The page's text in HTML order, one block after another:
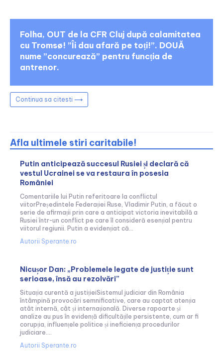
Folha, OUT de la CFR Cluj după calamitatea
cu Tromsø! ”Îi dau afară pe toți!”. DOUĂ
nume ”concurează” pentru funcția de
antrenor.
Continua sa citesti ⟶
Afla ultimele stiri caritabile!
Putin anticipează succesul Rusiei și declară că
vestul Ucrainei se va restaura în posesia
României
Comentariile lui Putin referitoare la conflictul
viitorPreședintele Federației Ruse, Vladimir Putin, a făcut o
serie de afirmații prin care a anticipat victoria inevitabilă a
Rusiei într-un conflict pe care îl consideră esențial pentru
viitorul regiunii. Putin a evidențiat că...
Autorii Sperante.ro
Nicușor Dan: „Problemele legate de justiție sunt
serioase, însă au rezolvări”
Situația curentă a justițieiSistemul judiciar din România
întâmpină provocări semnificative, care au captat atenția
atât internă, cât și internațională. Diverse rapoarte și
analize au pus în evidență dificultățile persistente, cum ar fi
corupția, influențele politice și ineficiența procedurilor
judiciare....
Autorii Sperante.ro